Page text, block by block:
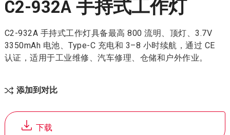
下载
C2-932A 手持式工作灯
C2-932A 手持式工作灯具备最高 800 流明、顶灯、3.7V
3350mAh 电池、Type-C 充电和 3–8 小时续航，通过 CE
认证，适用于工业维修、汽车修理、仓储和户外作业。
添加到对比